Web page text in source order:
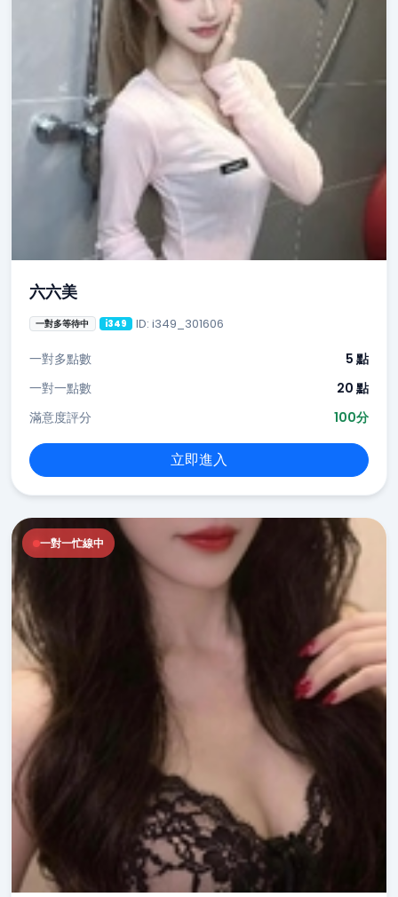
六六美
一對多等待中 i349 ID: i349_301606
一對多點數
5 點
一對一點數
20 點
滿意度評分
100分
立即進入
一對一忙線中